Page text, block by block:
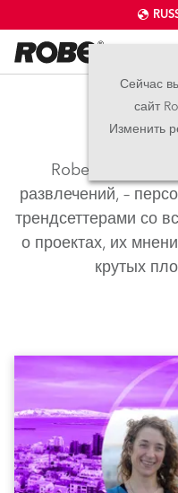
Сейчас
сайт
Изменить
Robe
Robe
развлечений, –
трендсеттерами со
о проектах, их
крутых